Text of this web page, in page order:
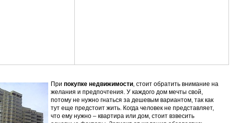
При покупке недвижимости, стоит обратить внимание на
желания и предпочтения. У каждого дом мечты свой,
потому не нужно гнаться за дешевым вариантом, так как
тут еще предстоит жить. Когда человек не представляет,
что ему нужно – квартира или дом, стоит взвесить